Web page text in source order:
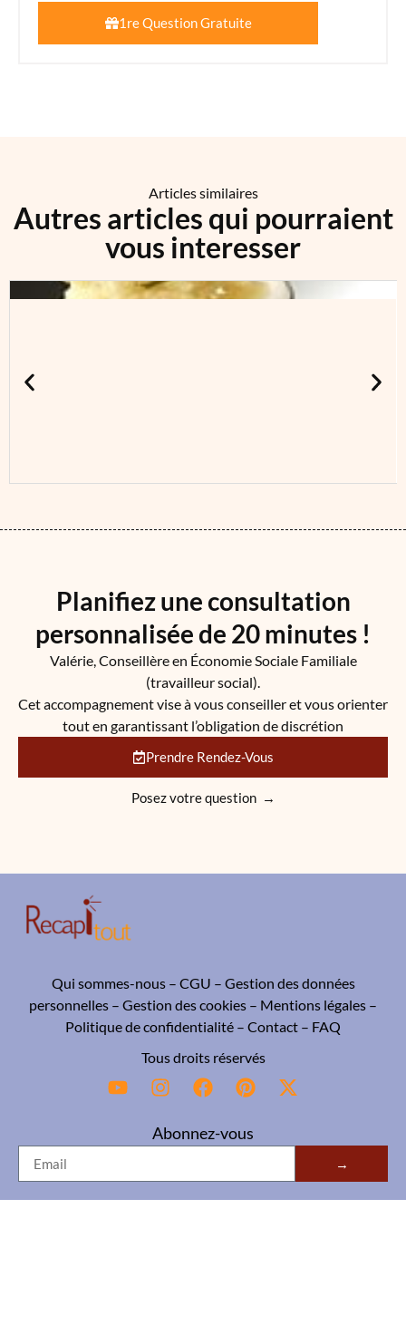
1re Question Gratuite
Articles similaires
Autres articles qui pourraient
vous interesser
Planifiez une consultation
personnalisée de 20 minutes !
Valérie, Conseillère en Économie Sociale Familiale
(travailleur social).
Cet accompagnement vise à vous conseiller et vous orienter
tout en garantissant l’obligation de discrétion
Prendre Rendez-Vous
Posez votre question →
Qui sommes-nous– CGU – Gestion des données
personnelles – Gestion des cookies – Mentions légales –
Politique de confidentialité – Contact – FAQ
Tous droits réservés
Abonnez-vous
→